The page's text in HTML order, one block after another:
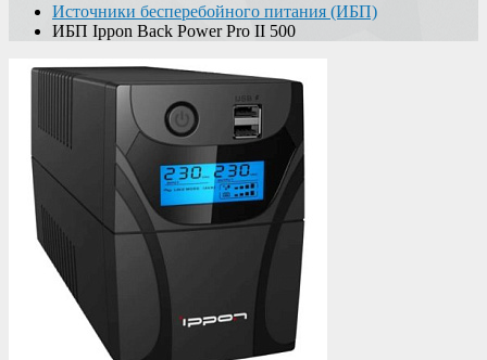
Источники бесперебойного питания (ИБП)
ИБП Ippon Back Power Pro II 500